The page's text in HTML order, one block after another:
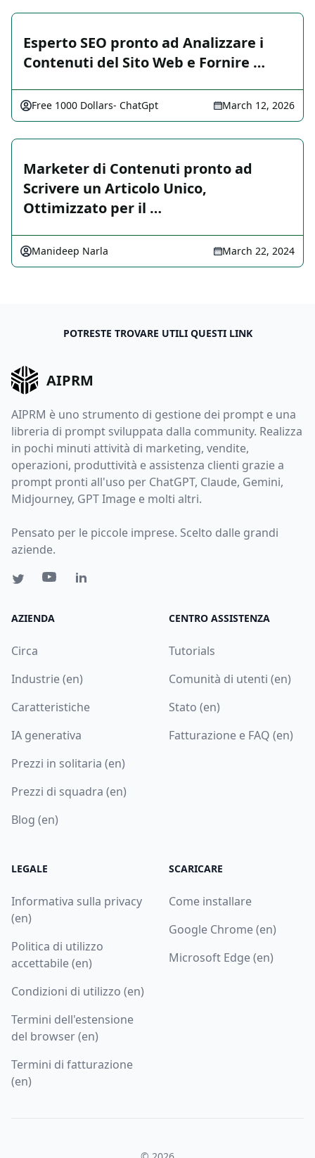
Esperto SEO pronto ad Analizzare i
Contenuti del Sito Web e Fornire …
Free 1000 Dollars- ChatGpt March 12, 2026
Marketer di Contenuti pronto ad
Scrivere un Articolo Unico,
Ottimizzato per il …
Manideep Narla March 22, 2024
POTRESTE TROVARE UTILI QUESTI LINK
AIPRM
AIPRM è uno strumento di gestione dei prompt e una
libreria di prompt sviluppata dalla community. Realizza
in pochi minuti attività di marketing, vendite,
operazioni, produttività e assistenza clienti grazie a
prompt pronti all'uso per ChatGPT, Claude, Gemini,
Midjourney, GPT Image e molti altri.
Pensato per le piccole imprese. Scelto dalle grandi
aziende.
AZIENDA
Circa
Industrie (en)
Caratteristiche
IA generativa
Prezzi in solitaria (en)
Prezzi di squadra (en)
Blog (en)
CENTRO ASSISTENZA
Tutorials
Comunità di utenti (en)
Stato (en)
Fatturazione e FAQ (en)
LEGALE
Informativa sulla privacy
(en)
Politica di utilizzo
accettabile (en)
Condizioni di utilizzo (en)
Termini dell'estensione
del browser (en)
Termini di fatturazione
(en)
SCARICARE
Come installare
Google Chrome (en)
Microsoft Edge (en)